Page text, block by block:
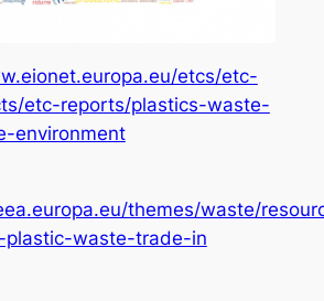
etcs/etc-
etc-reports/plastics-waste-
environment
themes/waste/
plastic-waste-trade-in